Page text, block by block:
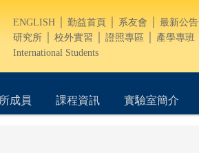
ENGLISH 勤益首頁 系友會
最新公告
研究所
校外實習 證照專區
產學專班
International Students
成員 課程資訊 實驗室簡介